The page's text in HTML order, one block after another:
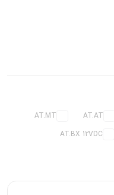
AT.AT
AT.MT
AT.BX 12VDC